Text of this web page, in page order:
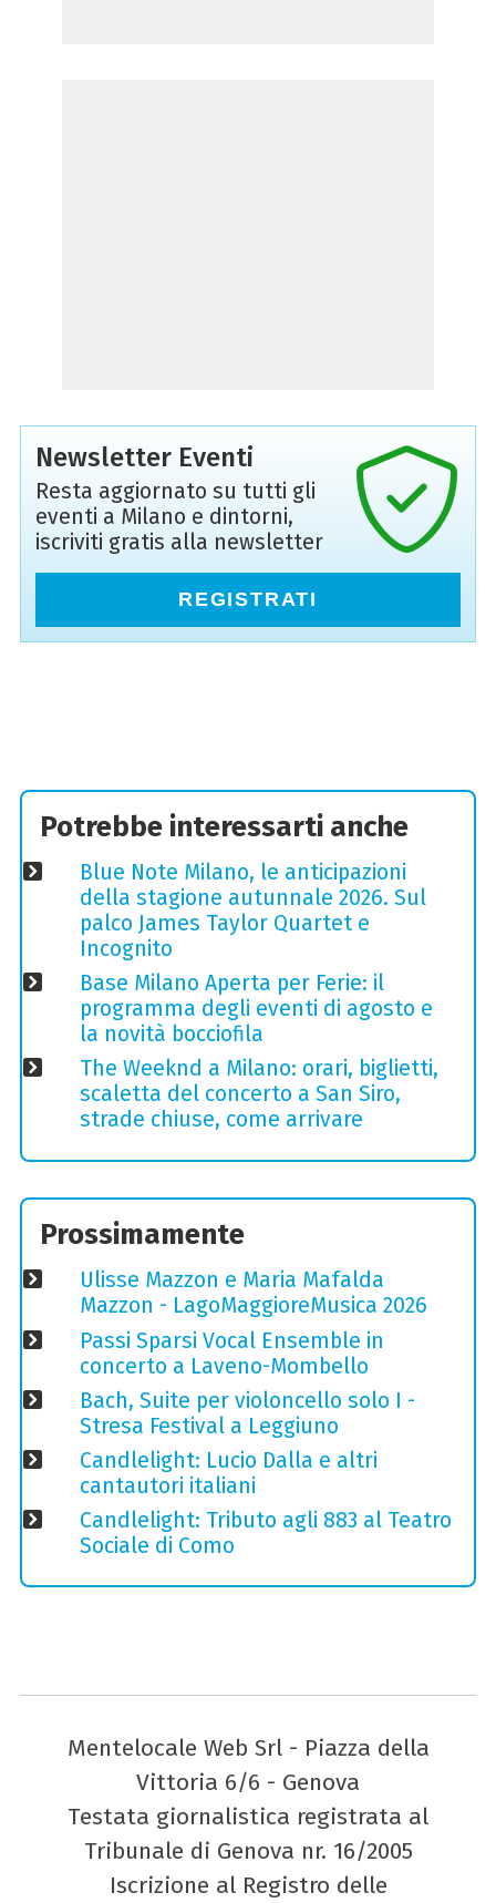
Newsletter Eventi
Resta aggiornato su tutti gli
eventi a Milano e dintorni,
iscriviti gratis alla newsletter
REGISTRATI
Potrebbe interessarti anche
Blue Note Milano, le anticipazioni
della stagione autunnale 2026. Sul
palco James Taylor Quartet e
Incognito
Base Milano Aperta per Ferie: il
programma degli eventi di agosto e
la novità bocciofila
The Weeknd a Milano: orari, biglietti,
scaletta del concerto a San Siro,
strade chiuse, come arrivare
Prossimamente
Ulisse Mazzon e Maria Mafalda
Mazzon - LagoMaggioreMusica 2026
Passi Sparsi Vocal Ensemble in
concerto a Laveno-Mombello
Bach, Suite per violoncello solo I -
Stresa Festival a Leggiuno
Candlelight: Lucio Dalla e altri
cantautori italiani
Candlelight: Tributo agli 883 al Teatro
Sociale di Como
Mentelocale Web Srl - Piazza della
Vittoria 6/6 - Genova
Testata giornalistica registrata al
Tribunale di Genova nr. 16/2005
Iscrizione al Registro delle